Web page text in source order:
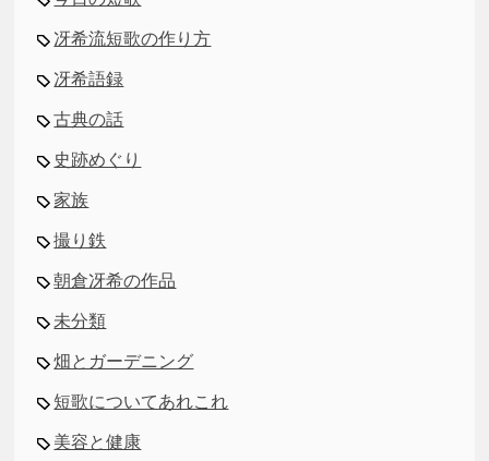
冴希流短歌の作り方
冴希語録
古典の話
史跡めぐり
家族
撮り鉄
朝倉冴希の作品
未分類
畑とガーデニング
短歌についてあれこれ
美容と健康